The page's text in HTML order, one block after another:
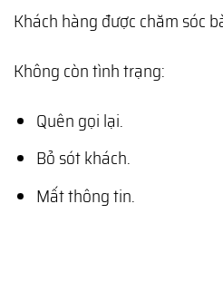
Khách hàng được chăm sóc
Không còn tình trạng:
Quên gọi lại.
Bỏ sót khách.
Mất thông tin.